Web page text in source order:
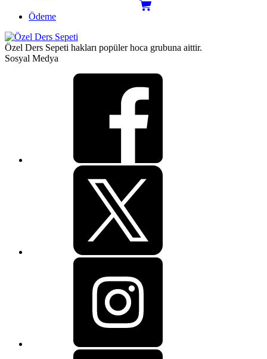
Ödeme
Özel Ders Sepeti hakları popüler hoca grubuna aittir.
Sosyal Medya